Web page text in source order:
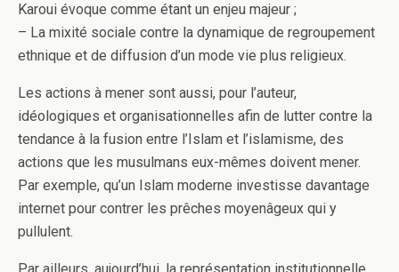
Karoui évoque comme étant un enjeu majeur ;
– La mixité sociale contre la dynamique de regroupement
ethnique et de diffusion d’un mode vie plus religieux.
Les actions à mener sont aussi, pour l’auteur,
idéologiques et organisationnelles afin de lutter contre la
tendance à la fusion entre l’Islam et l’islamisme, des
actions que les musulmans eux-mêmes doivent mener.
Par exemple, qu’un Islam moderne investisse davantage
internet pour contrer les prêches moyenâgeux qui y
pullulent.